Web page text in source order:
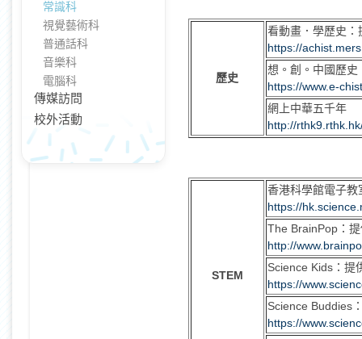
常識科
視覺藝術科
普通話科
音樂科
電腦科
傳媒訪問
校外活動
歷史
看動畫．學歷史：
https://
想。創。中國歷
https://www.e-
網上中華五千年
http://
STEM
香港科學館電子教
https://
The BrainPop：
http://
Science Kids：提
https://
Science Buddies
https://